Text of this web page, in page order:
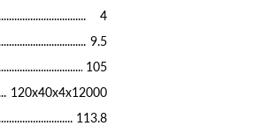
4
9.5
105
120х40х4х12000
113.8